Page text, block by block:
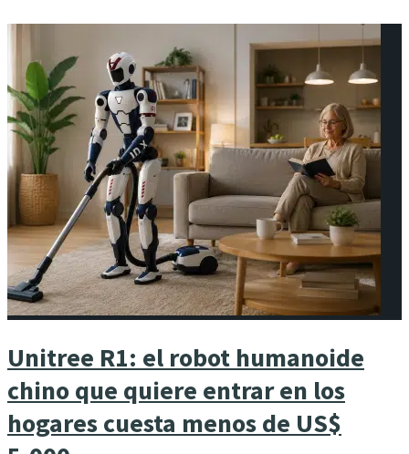
Unitree R1: el robot humanoide
chino que quiere entrar en los
hogares cuesta menos de US$